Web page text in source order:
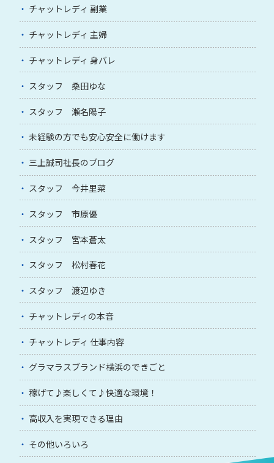
チャットレディ 副業
チャットレディ 主婦
チャットレディ 身バレ
スタッフ 桑田ゆな
スタッフ 瀬名陽子
未経験の方でも安心安全に働けます
三上誠司社長のブログ
スタッフ 今井里菜
スタッフ 市原優
スタッフ 宮本蒼太
スタッフ 松村春花
スタッフ 渡辺ゆき
チャットレディの本音
チャットレディ 仕事内容
グラマラスブランド横浜のできごと
稼げて♪楽しくて♪快適な環境！
高収入を実現できる理由
その他いろいろ